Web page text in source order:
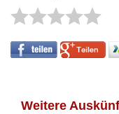
Weitere